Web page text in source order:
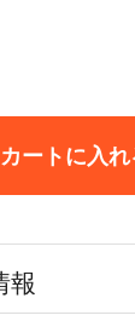
カートに入れ
報